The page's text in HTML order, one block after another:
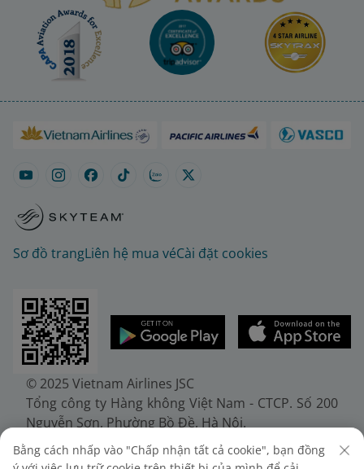
Sơ đồ trangLiên hệ mua véCài đặt cookies
© 2025 Vietnam Airlines JSC
Tổng công ty Hàng không Việt Nam - CTCP. Số 200
Nguyễn Sơn, Phường Bồ Đề, Hà Nội.
Điện thoại: (+84-24) 38272289. Fax: (+84-24)
38722375
Bằng cách nhấp vào "Chấp nhận tất cả cookie", bạn đồng